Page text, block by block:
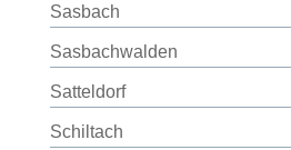
Sasbach
Sasbachwalden
Satteldorf
Schiltach